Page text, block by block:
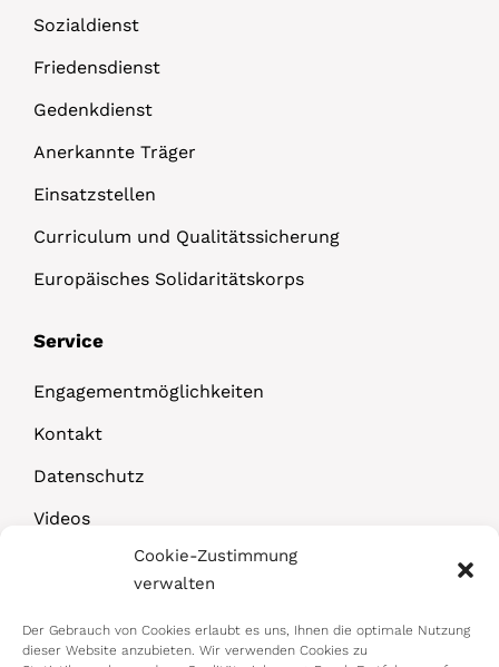
Cookie-Zustimmung
verwalten
Der Gebrauch von Cookies erlaubt es uns, Ihnen die optimale Nutzung
dieser Website anzubieten. Wir verwenden Cookies zu
Sozialdienst
Friedensdienst
Gedenkdienst
Anerkannte Träger
Einsatzstellen
Curriculum und Qualitätssicherung
Europäisches Solidaritätskorps
Service
Engagementmöglichkeiten
Kontakt
Datenschutz
Videos